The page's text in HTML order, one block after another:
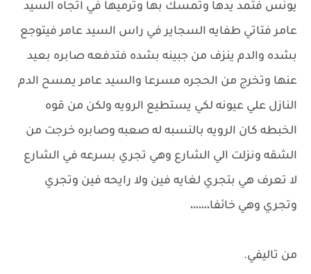
يونس فتمد يدها وتمسك بها وترميها في اتجاه السيد
عامر فتاتي طفايه السجاير في راس السيد عامر فيتوجع
بشده والدم ينزف من جبينه بشده فتدفعه صابره بعيد
عنها وتخرج من الحجره مسرعا والسيد عامر يمسح الدم
النازل علي عيونه لكي يستطيع الرويه ولكن من قوه
الخبطه كان الرويه بالنسبه له صعبه وصابره خرجت من
الشقه ونزلت الي الشارع وهي تجري بسرعه في الشارع
لا تعرف هي بتجري لغايه فين ولا رايحه فين وتجري
وتجري وهي خائفا،،،،،،،
من تاليفي.